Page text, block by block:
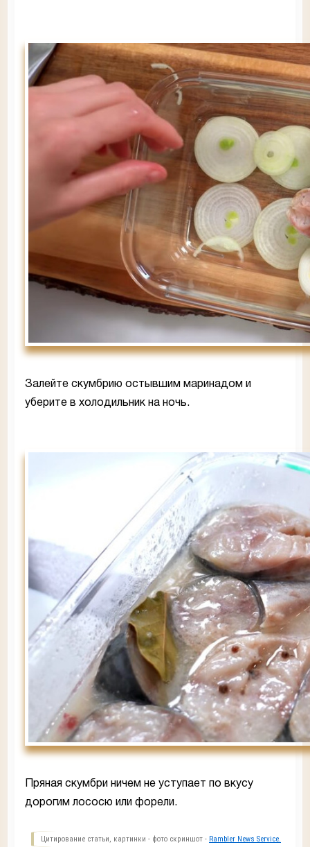
Залейте скумбрию остывшим маринадом и
уберите в холодильник на ночь.
Пряная скумбри ничем не уступает по вкусу
дорогим лососю или форели.
Цитирование статьи, картинки - фото скриншот - Rambler News Service.